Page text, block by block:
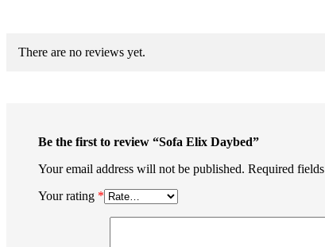
There are no reviews yet.
Be the first to review “Sofa Elix Daybed”
Your email address will not be published. Required
Your rating *